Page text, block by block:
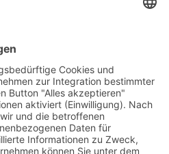
6345